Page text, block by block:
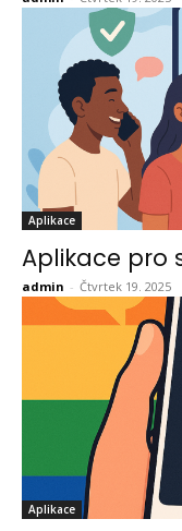
Aplikace
Aplikace pro
admin - Čtvrtek 19. 2025
Aplikace